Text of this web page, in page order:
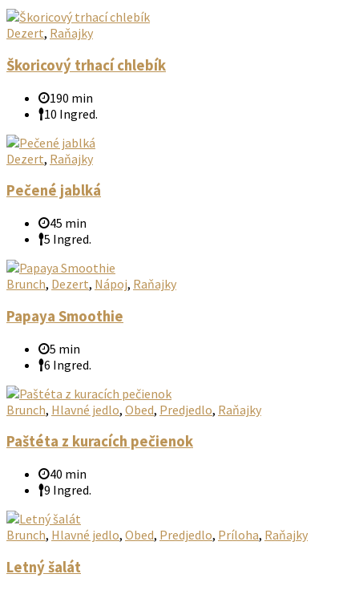
Dezert, Raňajky
Škoricový trhací chlebík
190 min
10 Ingred.
Dezert, Raňajky
Pečené jablká
45 min
5 Ingred.
Brunch, Dezert, Nápoj, Raňajky
Papaya Smoothie
5 min
6 Ingred.
Brunch, Hlavné jedlo, Obed, Predjedlo, Raňajky
Paštéta z kuracích pečienok
40 min
9 Ingred.
Brunch, Hlavné jedlo, Obed, Predjedlo, Príloha, Raňajky
Letný šalát